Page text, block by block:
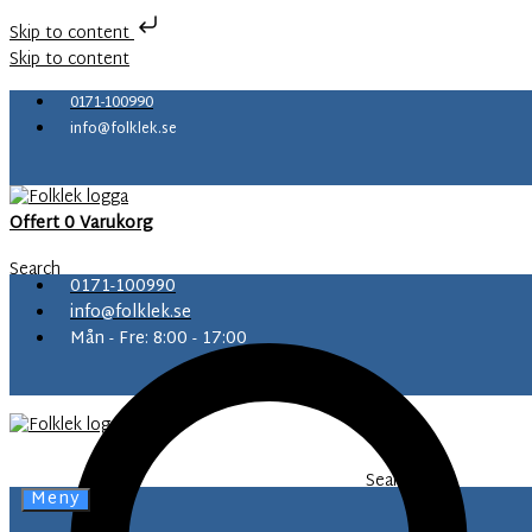
Skip to content
Skip to content
0171-100990
info@folklek.se
Offert0Varukorg
Search
0171-100990
info@folklek.se
Mån - Fre: 8:00 - 17:00
Search
Meny